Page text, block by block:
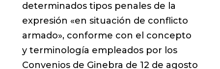
determinados tipos penales de la
expresión «en situación de conflicto
armado», conforme con el concepto
y terminología empleados por los
Convenios de Ginebra de 12 de agosto